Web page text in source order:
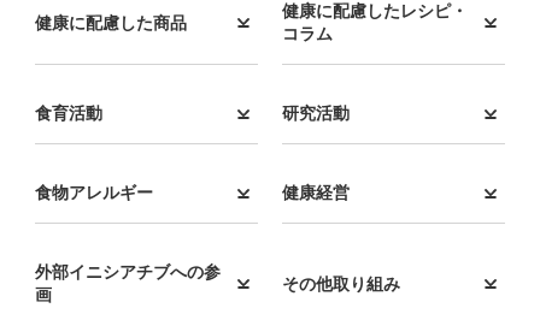
健康に配慮した商品
健康に配慮したレシピ・
コラム
食育活動 研究活動
食物アレルギー 健康経営
外部イニシアチブへの参
画
その他取り組み